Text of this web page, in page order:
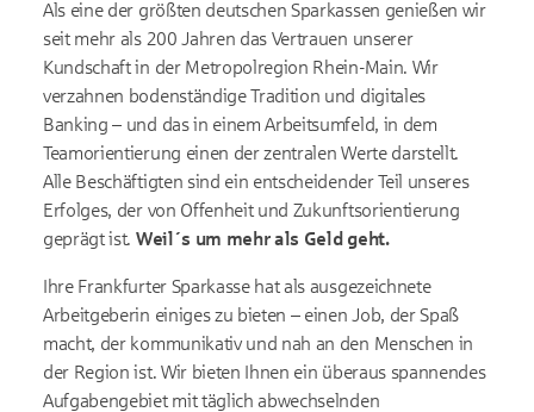
Als eine der größten deutschen Sparkassen genießen wir
seit mehr als 200 Jahren das Vertrauen unserer
Kundschaft in der Metropolregion Rhein-Main. Wir
verzahnen bodenständige Tradition und digitales
Banking – und das in einem Arbeitsumfeld, in dem
Teamorientierung einen der zentralen Werte darstellt.
Alle Beschäftigten sind ein entscheidender Teil unseres
Erfolges, der von Offenheit und Zukunftsorientierung
geprägt ist. Weil´s um mehr als Geld geht.
Ihre Frankfurter Sparkasse hat als ausgezeichnete
Arbeitgeberin einiges zu bieten – einen Job, der Spaß
macht, der kommunikativ und nah an den Menschen in
der Region ist. Wir bieten Ihnen ein überaus spannendes
Aufgabengebiet mit täglich abwechselnden